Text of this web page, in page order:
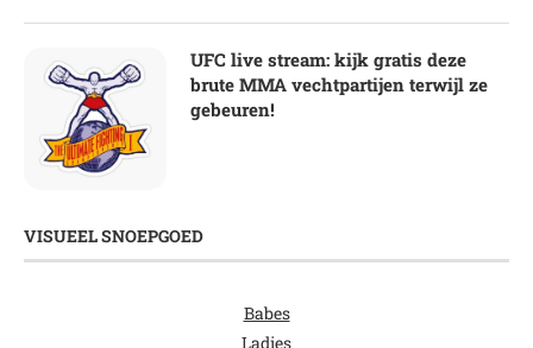
UFC live stream: kijk gratis deze
brute MMA vechtpartijen terwijl ze
gebeuren!
VISUEEL SNOEPGOED
Babes
Ladies